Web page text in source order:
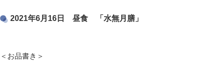
2021年6月16日 昼食 「水無月膳」
＜お品書き＞